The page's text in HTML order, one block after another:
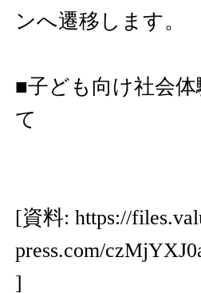
ンへ遷移します。
■子ども向け社会
て
[資料: https://
press.com/
]